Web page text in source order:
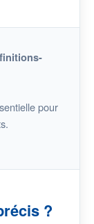
pour
?